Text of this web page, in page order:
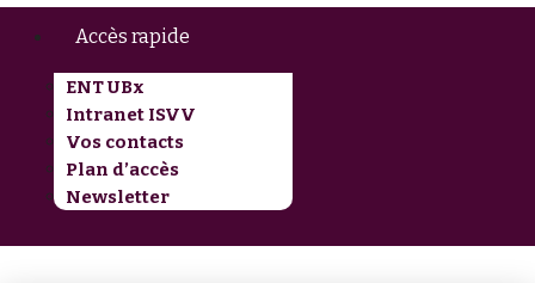
Accès rapide
ENT UBx
Intranet ISVV
Vos contacts
Plan d’accès
Newsletter